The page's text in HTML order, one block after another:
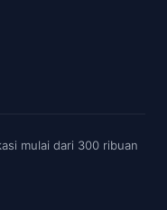
mulai dari 300 ribuan